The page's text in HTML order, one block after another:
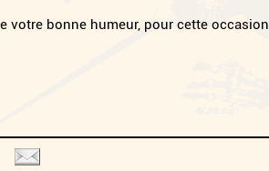
votre bonne humeur, pour cette occasion